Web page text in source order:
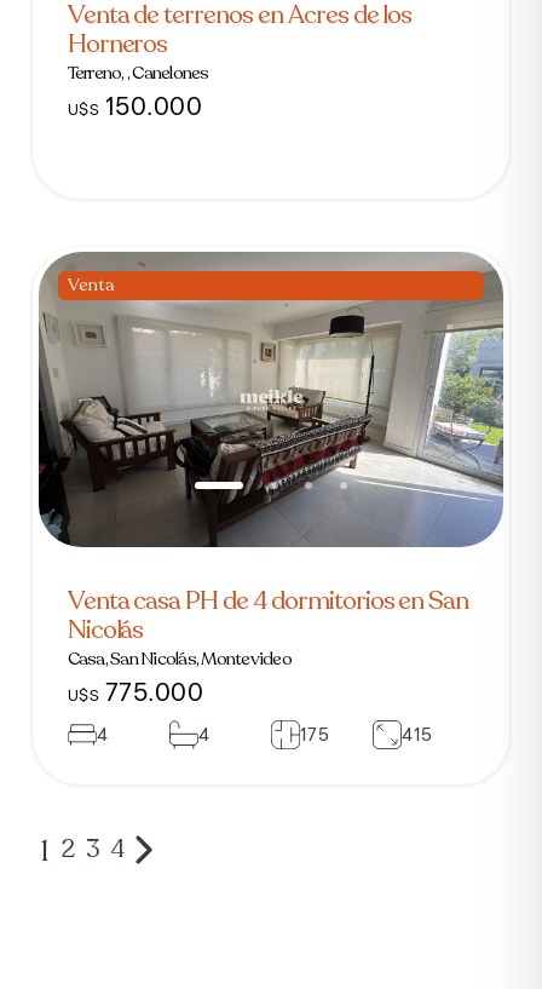
Venta de terrenos en Acres de los
Horneros
Terreno, , Canelones
U$S 150.000
Venta
Venta casa PH de 4 dormitorios en San
Nicolás
Casa, San Nicolás, Montevideo
U$S 775.000
4 4 175 415
1 2 3 4